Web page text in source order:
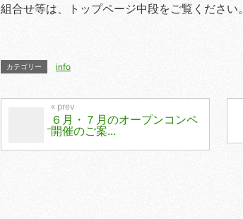
組合せ等は、トップページ中段をご覧ください。
カテゴリー info
６月・７月のオープンコンペ
開催のご案...